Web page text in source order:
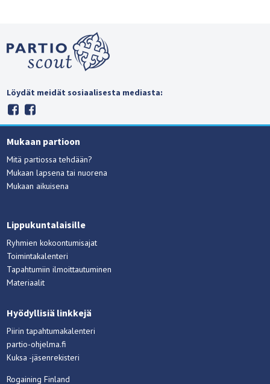
Löydät meidät sosiaalisesta mediasta:
Mukaan partioon
Mitä partiossa tehdään?
Mukaan lapsena tai nuorena
Mukaan aikuisena
Lippukuntalaisille
Ryhmien kokoontumisajat
Toimintakalenteri
Tapahtumiin ilmoittautuminen
Materiaalit
Hyödyllisiä linkkejä
Piirin tapahtumakalenteri
partio-ohjelma.fi
Kuksa -jäsenrekisteri
Rogaining Finland